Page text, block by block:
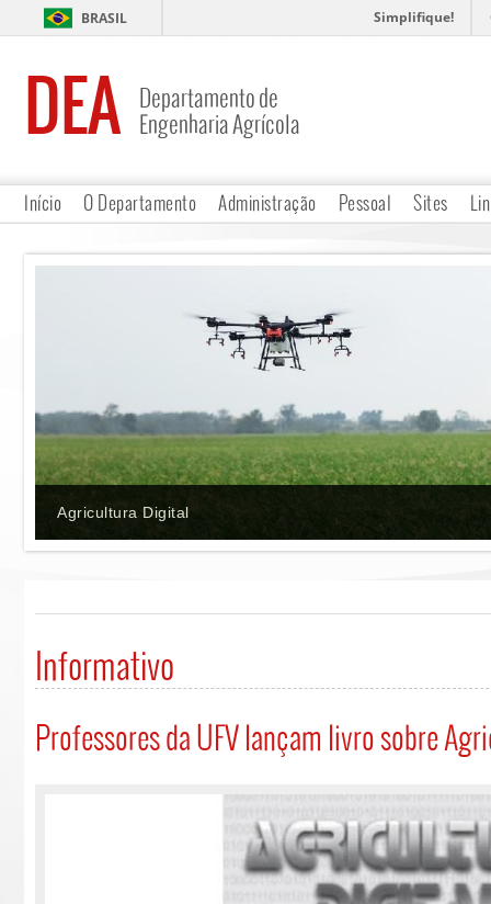
BRASIL Simplifique!
DEA
Departamento de
Engenharia Agrícola
Início O Departamento Administração Pessoal Sites
Agricultura Digital
Informativo
Professores da UFV lançam livro sobre